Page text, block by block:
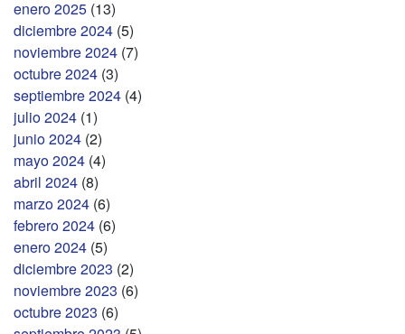
enero 2025 (13)
diciembre 2024 (5)
noviembre 2024 (7)
octubre 2024 (3)
septiembre 2024 (4)
julio 2024 (1)
junio 2024 (2)
mayo 2024 (4)
abril 2024 (8)
marzo 2024 (6)
febrero 2024 (6)
enero 2024 (5)
diciembre 2023 (2)
noviembre 2023 (6)
octubre 2023 (6)